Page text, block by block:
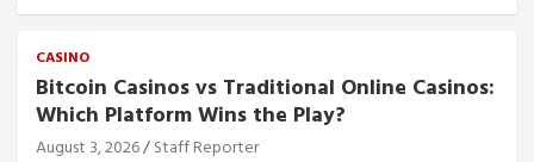
CASINO
Bitcoin Casinos vs Traditional Online Casinos:
Which Platform Wins the Play?
August 3, 2026 Staff Reporter